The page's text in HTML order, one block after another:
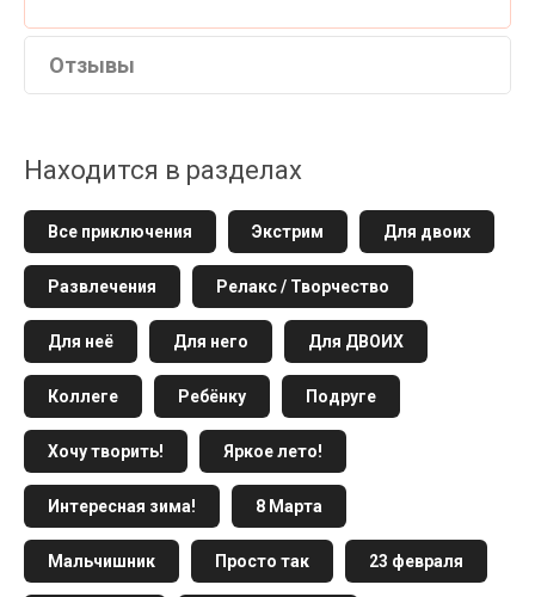
Отзывы
Находится в разделах
Все приключения Экстрим Для двоих
Развлечения Релакс / Творчество
Для неё Для него Для ДВОИХ
Коллеге Ребёнку Подруге
Хочу творить! Яркое лето!
Интересная зима! 8 Марта
Мальчишник Просто так 23 февраля